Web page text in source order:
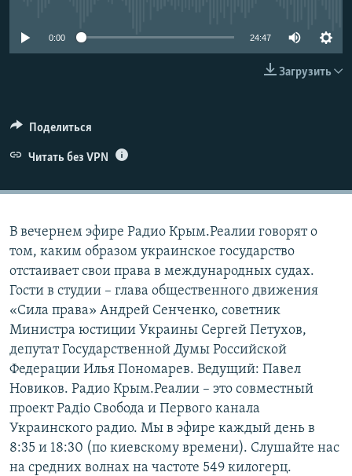
КРЫМ.НЕПОКОРЕННЫЙ
Все сайты RFE/RL
0:00 24:47
Загрузить
Поделиться
Читать без VPN
В вечернем эфире Радио Крым.Реалии говорят о
том, каким образом украинское государство
отстаивает свои права в международных судах.
Гости в студии – глава общественного движения
«Сила права» Андрей Сенченко, советник
Министра юстиции Украины Сергей Петухов,
депутат Государственной Думы Российской
Федерации Илья Пономарев. Ведущий: Павел
Новиков. Радио Крым.Реалии – это совместный
проект Радіо Свобода и Первого канала
Украинского радио. Мы в эфире каждый день в
8:35 и 18:30 (по киевскому времени). Слушайте нас
на средних волнах на частоте 549 килогерц.